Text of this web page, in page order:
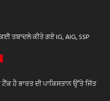
ਤਬਾਦਲੇ ਕੀਤੇ ਗਏ IG, AIG, SSP
ਟੈਂਕ ਹੈ ਭਾਰਤ ਦੀ ਪਾਕਿਸਤਾਨ ਉੱਤੇ ਜਿੱਤ